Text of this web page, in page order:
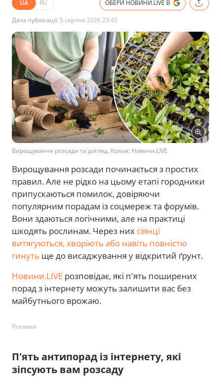
UA RU ОБЕРИ НОВИНИ.LIVE В
Дата публікації: 5 серпня 2026 23:45
Вирощування розсади та догляд. Колаж: Новини.LIVE
Вирощування розсади починається з простих
правил. Але не рідко на цьому етапі городники
припускаються помилок, довіряючи
популярним порадам із соцмереж та форумів.
Вони здаються логічними, але на практиці
шкодять рослинам. Через них сіянці
витягуються, хворіють або навіть повністю
гинуть ще до висаджування у відкритий ґрунт.
Новини.LIVE розповідає, які п'ять поширених
порад з інтернету можуть залишити вас без
майбутнього врожаю.
Реклама
П'ять антипорад із інтернету, які
зіпсують вам розсаду